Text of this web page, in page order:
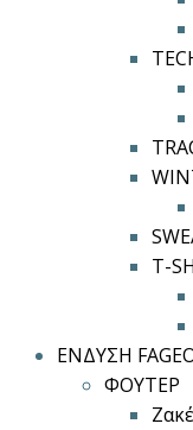
T-
ΕΝΔΥΣΗ
ΦΟΥΤΕΡ